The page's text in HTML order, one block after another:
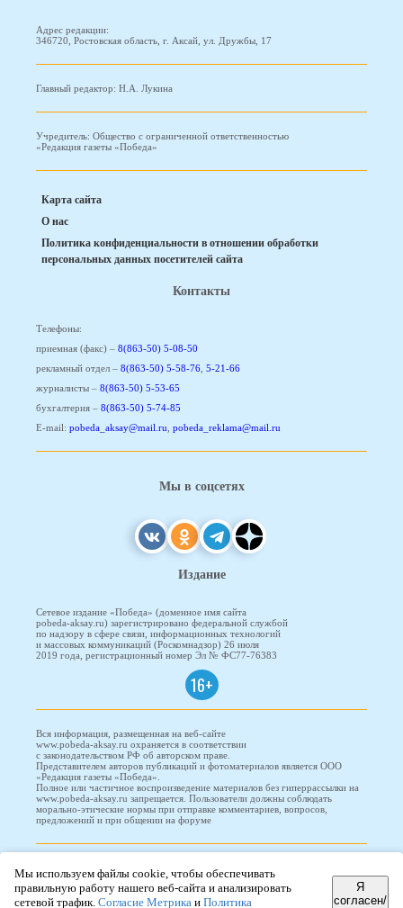
Адрес редакции:
346720, Ростовская область, г. Аксай, ул. Дружбы, 17
Главный редактор: Н.А. Лукина
Учредитель: Общество с ограниченной ответственностью
«Редакция газеты «Победа»
Карта сайта
О нас
Политика конфиденциальности в отношении обработки
персональных данных посетителей сайта
Контакты
Телефоны:
приемная (факс) – 8(863-50) 5-08-50
рекламный отдел – 8(863-50) 5-58-76, 5-21-66
журналисты – 8(863-50) 5-53-65
бухгалтерия – 8(863-50) 5-74-85
E-mail: pobeda_aksay@mail.ru, pobeda_reklama@mail.ru
Мы в соцсетях
Издание
Сетевое издание «Победа» (доменное имя сайта
pobeda-aksay.ru) зарегистрировано федеральной службой
по надзору в сфере связи, информационных технологий
и массовых коммуникаций (Роскомнадзор) 26 июля
2019 года, регистрационный номер Эл № ФС77-76383
16+
Вся информация, размещенная на веб-сайте
www.pobeda-aksay.ru охраняется в соответствии
с законодательством РФ об авторском праве.
Представителем авторов публикаций и фотоматериалов является ООО
«Редакция газеты «Победа».
Полное или частичное воспроизведение материалов без гиперрассылки на
www.pobeda-aksay.ru запрещается. Пользователи должны соблюдать
морально-этические нормы при отправке комментариев, вопросов,
предложений и при общении на форуме
Мы используем файлы cookie, чтобы обеспечивать
правильную работу нашего веб-сайта и анализировать
сетевой трафик. Согласие Метрика и Политика
Я
согласен/